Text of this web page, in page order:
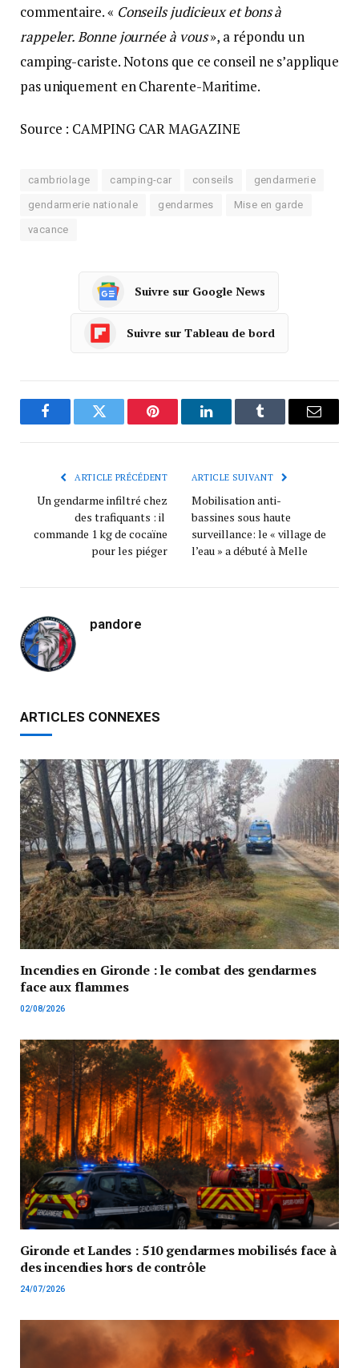
commentaire. « Conseils judicieux et bons à
rappeler. Bonne journée à vous», a répondu un
camping-cariste. Notons que ce conseil ne s’applique
pas uniquement en Charente-Maritime.
Source : CAMPING CAR MAGAZINE
cambriolage camping-car conseils gendarmerie
gendarmerie nationale gendarmes Mise en garde
vacance
Suivre sur Google News
Suivre sur Tableau de bord
FacebookTwitter Pinterest LinkedInTumblr
ARTICLE PRÉCÉDENT
Un gendarme infiltré chez
des trafiquants : il
commande 1 kg de cocaïne
pour les piéger
ARTICLE SUIVANT
Mobilisation anti-
bassines sous haute
surveillance: le « village de
l’eau » a débuté à Melle
pandore
ARTICLES CONNEXES
Incendies en Gironde : le combat des gendarmes
face aux flammes
02/08/2026
Gironde et Landes : 510 gendarmes mobilisés face à
des incendies hors de contrôle
24/07/2026